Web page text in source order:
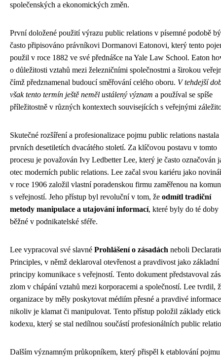
společenských a ekonomických změn.
První doložené použití výrazu public relations v písemné podobě
často připisováno právníkovi Dormanovi Eatonovi, který tento
použil v roce 1882 ve své přednášce na Yale Law School. Eaton
o důležitosti vztahů mezi železničními společnostmi a širokou
čímž předznamenal budoucí směřování celého oboru. V tehdejší
však tento termín ještě neměl ustálený význam a používal se spíše
příležitostně v různých kontextech souvisejících s veřejnými
Skutečné rozšíření a profesionalizace pojmu public relations nastala
prvních desetiletích dvacátého století. Za klíčovou postavu v tomto
procesu je považován Ivy Ledbetter Lee, který je často označován
otec moderních public relations. Lee začal svou kariéru jako
v roce 1906 založil vlastní poradenskou firmu zaměřenou na
s veřejností. Jeho přístup byl revoluční v tom, že odmítl tradiční
metody manipulace a utajování informací, které byly do té doby
běžné v podnikatelské sféře.
Lee vypracoval své slavné Prohlášení o zásadách neboli
Principles, v němž deklaroval otevřenost a pravdivost jako základní
principy komunikace s veřejností. Tento dokument představoval
zlom v chápání vztahů mezi korporacemi a společností. Lee tvrdil,
organizace by měly poskytovat médiím přesné a pravdivé
nikoliv je klamat či manipulovat. Tento přístup položil základy
kodexu, který se stal nedílnou součástí profesionálních public
Dalším významným průkopníkem, který přispěl k etablování pojmu